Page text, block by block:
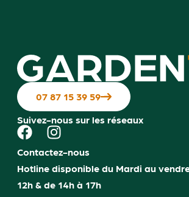
07 87 15 39 59
Suivez-nous sur les réseaux
Contactez-nous
Hotline disponible du Mardi au
12h & de 14h à 17h